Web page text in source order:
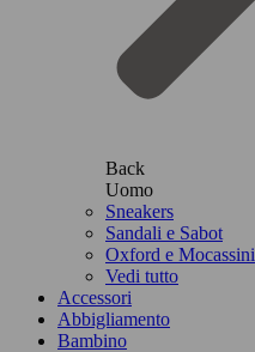
Back
Uomo
Sneakers
Sandali e Sabot
Oxford e Mocassini
Vedi tutto
Accessori
Abbigliamento
Bambino